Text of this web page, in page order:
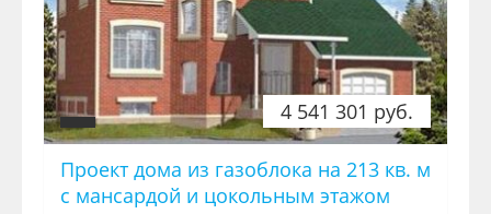
4 541 301 руб.
Проект дома из газоблока на 213 кв. м
с мансардой и цокольным этажом